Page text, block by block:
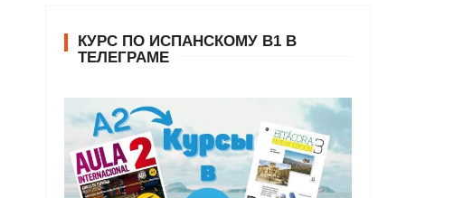
КУРС ПО ИСПАНСКОМУ В1 В
ТЕЛЕГРАМЕ